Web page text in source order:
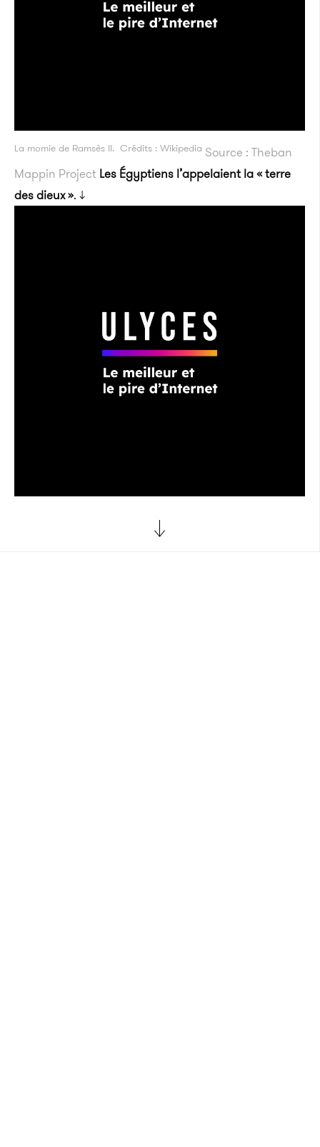
La momie de Ramsès II. Crédits : Wikipedia Source : Theban
Mappin Project Les Égyptiens l’appelaient la « terre
des dieux ». ↓